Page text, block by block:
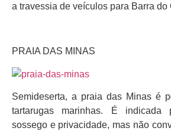
a travessia de veículos para Barra do
PRAIA DAS MINAS
Semideserta, a praia das Minas é
tartarugas marinhas. É indicada
sossego e privacidade, mas não